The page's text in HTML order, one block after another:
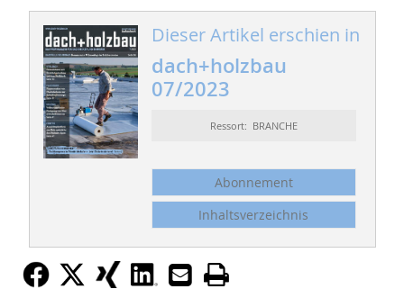
Dieser Artikel erschien in
dach+holzbau
07/2023
Ressort: BRANCHE
Abonnement
Inhaltsverzeichnis